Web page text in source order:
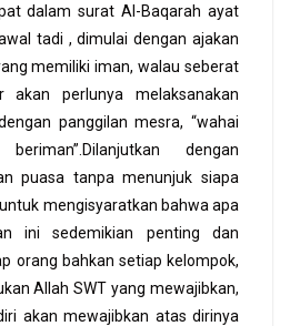
dalam surat Al-Baqarah ayat
tadi , dimulai dengan ajakan
memiliki iman, walau seberat
akan perlunya melaksanakan
panggilan mesra, “wahai
dengan
puasa tanpa menunjuk siapa
mengisyaratkan bahwa apa
ini sedemikian penting dan
orang bahkan setiap kelompok,
Allah SWT yang mewajibkan,
akan mewajibkan atas dirinya